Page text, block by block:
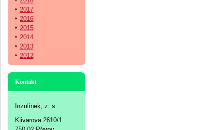
2017
2016
2015
2014
2013
2012
Kontakt
Inzulínek, z. s.
Klivarova 2610/1